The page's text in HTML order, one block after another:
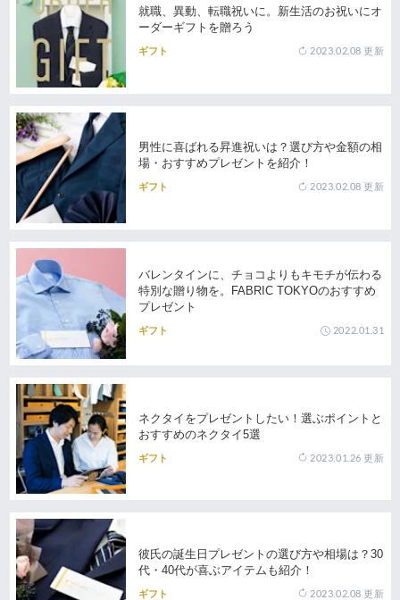
就職、異動、転職祝いに。新生活のお祝いにオ
ーダーギフトを贈ろう
ギフト 2023.02.08 更新
男性に喜ばれる昇進祝いは？選び方や金額の相
場・おすすめプレゼントを紹介！
ギフト 2023.02.08 更新
バレンタインに、チョコよりもキモチが伝わる
特別な贈り物を。FABRIC TOKYOのおすすめ
プレゼント
ギフト 2022.01.31
ネクタイをプレゼントしたい！選ぶポイントと
おすすめのネクタイ5選
ギフト 2023.01.26 更新
彼氏の誕生日プレゼントの選び方や相場は？30
代・40代が喜ぶアイテムも紹介！
ギフト 2023.02.08 更新